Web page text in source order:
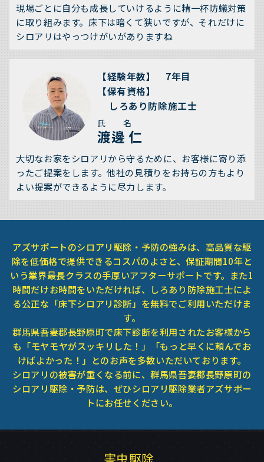
現場ごとに自分も成長していけるように精一杯防蟻対策
に取り組みます。床下は暗くて狭いですが、それだけに
シロアリはやっつけがいがありますね
【経験年数】 7年目
【保有資格】
しろあり防除施工士
氏 名
渡邊 仁
大切なお家をシロアリから守るために、お客様に寄り添
ったご提案をします。他社の見積りをお持ちの方もより
よい提案ができるように尽力します。
アズサポートのシロアリ駆除・予防の強みは、高品質な駆
除を低価格で提供できるコスパのよさと、保証期間10年と
いう業界最長クラスの手厚いアフターサポートです。また1
時間だけお時間をいただければ、しろあり防除施工士によ
る公正な「床下シロアリ診断」を無料でご利用いただけま
す。
群馬県吾妻郡長野原町で床下診断を利用されたお客様から
も「モヤモヤがスッキリした！」「もっと早くに頼んでお
けばよかった！」とのお声を多数いただいております。
シロアリの被害が重くなる前に、群馬県吾妻郡長野原町の
シロアリ駆除・予防は、ぜひシロアリ駆除業者アズサポー
トにお任せください。